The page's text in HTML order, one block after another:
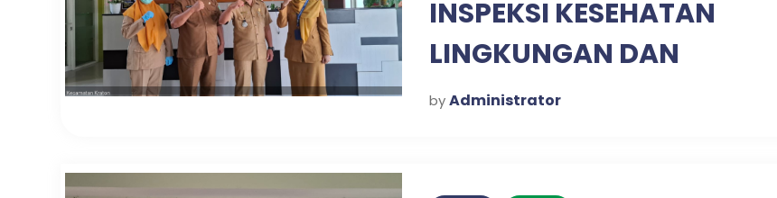
INSPEKSI KESEHATAN
LINGKUNGAN DAN
SKRINING DIABETES &
by Administrator